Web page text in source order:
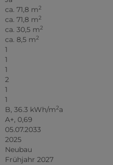
ca. 71,8 m2
ca. 71,8 m2
ca. 30,5 m2
ca. 8,5 m2
1
1
1
2
1
1
B, 36.3 kWh/m2a
A+, 0,69
05.07.2033
2025
Neubau
Frühjahr 2027